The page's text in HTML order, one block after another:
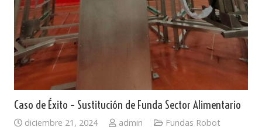
Caso de Éxito – Sustitución de Funda Sector Alimentario
diciembre 21, 2024 admin Fundas Robot